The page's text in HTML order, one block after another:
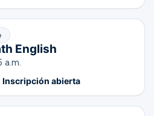
English
a.m.
Inscripción abierta